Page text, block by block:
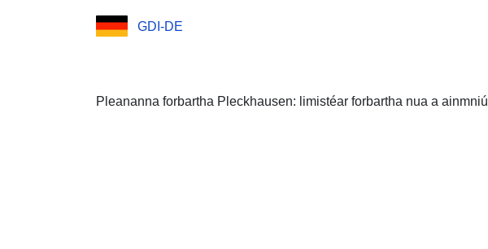
GDI-DE
Pleananna forbartha Pleckhausen: limistéar forbartha nua a ainmniú